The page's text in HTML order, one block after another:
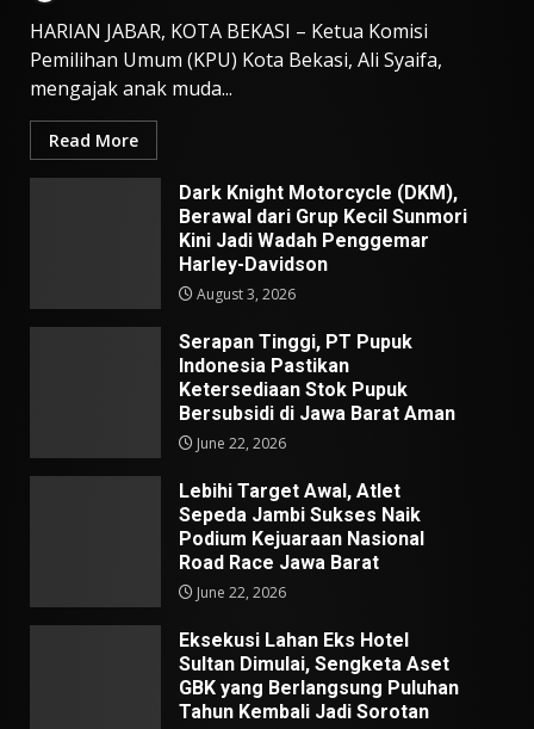
HARIAN JABAR, KOTA BEKASI – Ketua Komisi
Pemilihan Umum (KPU) Kota Bekasi, Ali Syaifa,
mengajak anak muda...
Read More
Dark Knight Motorcycle (DKM),
Berawal dari Grup Kecil Sunmori
Kini Jadi Wadah Penggemar
Harley-Davidson
August 3, 2026
Serapan Tinggi, PT Pupuk
Indonesia Pastikan
Ketersediaan Stok Pupuk
Bersubsidi di Jawa Barat Aman
June 22, 2026
Lebihi Target Awal, Atlet
Sepeda Jambi Sukses Naik
Podium Kejuaraan Nasional
Road Race Jawa Barat
June 22, 2026
Eksekusi Lahan Eks Hotel
Sultan Dimulai, Sengketa Aset
GBK yang Berlangsung Puluhan
Tahun Kembali Jadi Sorotan